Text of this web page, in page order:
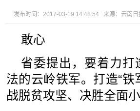
发布时间：2017-03-19 14:48:54 来源： 云南日
敢心
省委提出，要着力
法的云岭铁军。打造“
战脱贫攻坚、决胜全面